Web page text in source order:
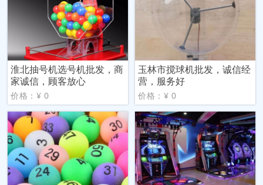
淮北抽号机选号机批发，商
家诚信，顾客放心
价格：¥ 0
玉林市搅球机批发，诚信经
营，服务好
价格：¥ 0